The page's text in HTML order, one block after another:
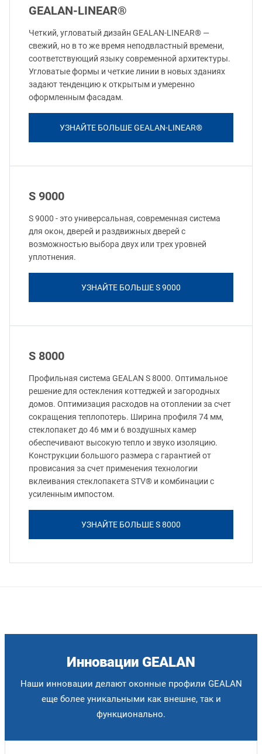
GEALAN-LINEAR®
Четкий, угловатый дизайн GEALAN-LINEAR® —
свежий, но в то же время неподвластный времени,
соответствующий языку современной архитектуры.
Угловатые формы и четкие линии в новых зданиях
задают тенденцию к открытым и умеренно
оформленным фасадам.
УЗНАЙТЕ БОЛЬШЕ GEALAN-LINEAR®
S 9000
S 9000 - это универсальная, современная система
для окон, дверей и раздвижных дверей с
возможностью выбора двух или трех уровней
уплотнения.
УЗНАЙТЕ БОЛЬШЕ S 9000
S 8000
Профильная система GEALAN S 8000. Оптимальное
решение для остекления коттеджей и загородных
домов. Оптимизация расходов на отоплении за счет
сокращения теплопотерь. Ширина профиля 74 мм,
стеклопакет до 46 мм и 6 воздушных камер
обеспечивают высокую тепло и звуко изоляцию.
Конструкции большого размера с гарантией от
провисания за счет применения технологии
вклеивания стеклопакета STV® и комбинации с
усиленным импостом.
УЗНАЙТЕ БОЛЬШЕ S 8000
Инновации GEALAN
Наши инновации делают оконные профили GEALAN
еще более уникальными как внешне, так и
функционально.